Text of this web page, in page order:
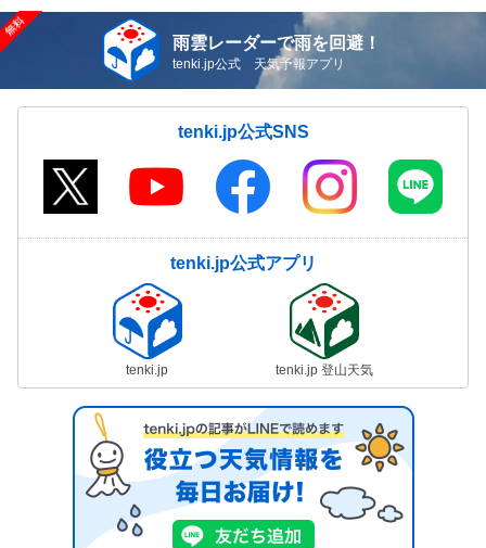
雨雲レーダーで雨を回避！
tenki.jp公式 天気予報アプリ
tenki.jp公式SNS
tenki.jp公式アプリ
tenki.jp tenki.jp 登山天気